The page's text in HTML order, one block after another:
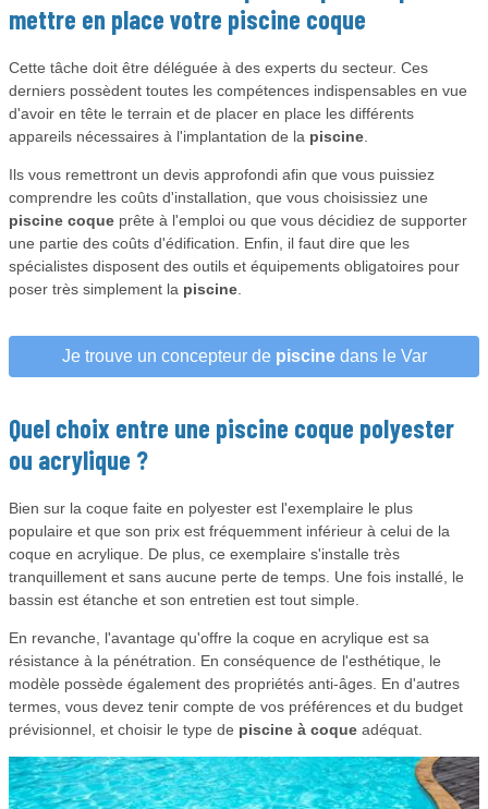
mettre en place votre piscine coque
Cette tâche doit être déléguée à des experts du secteur. Ces
derniers possèdent toutes les compétences indispensables en vue
d'avoir en tête le terrain et de placer en place les différents
appareils nécessaires à l'implantation de la piscine
Ils vous remettront un devis approfondi afin que vous puissiez
comprendre les coûts d'installation, que vous choisissiez une
piscine coque prête à l'emploi ou que vous décidiez de supporter
une partie des coûts d'édification. Enfin, il faut dire que les
spécialistes disposent des outils et équipements obligatoires pour
poser très simplement la piscine
Je trouve un concepteur de piscinedans le Var
Quel choix entre une piscine coque polyester
ou acrylique ?
Bien sur la coque faite en polyester est l'exemplaire le plus
populaire et que son prix est fréquemment inférieur à celui de la
coque en acrylique. De plus, ce exemplaire s'installe très
tranquillement et sans aucune perte de temps. Une fois installé, le
bassin est étanche et son entretien est tout simple.
En revanche, l'avantage qu'offre la coque en acrylique est sa
résistance à la pénétration. En conséquence de l'esthétique, le
modèle possède également des propriétés anti-âges. En d'autres
termes, vous devez tenir compte de vos préférences et du budget
prévisionnel, et choisir le type de piscine à coque adéquat.